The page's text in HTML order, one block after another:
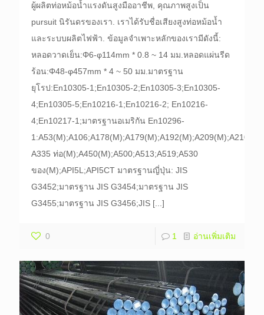
ผู้ผลิตท่อหม้อน้ำแรงดันสูงมืออาชีพ, คุณภาพสูงเป็น
pursuit นิรันดรของเรา. เราได้รับชื่อเสียงสูงท่อหม้อน้ำ
และระบบผลิตไฟฟ้า. ข้อมูลจำเพาะหลักของเรามีดังนี้:
หลอดวาดเย็น:Φ6-φ114mm * 0.8 ~ 14 มม.หลอดแผ่นรีด
ร้อน:Φ48-φ457mm * 4 ~ 50 มม.มาตรฐาน
ยุโรป:En10305-1;En10305-2;En10305-3;En10305-
4;En10305-5;En10216-1;En10216-2; En10216-
4;En10217-1;มาตรฐานอเมริกัน En10296-
A335 ท่อ(M);A450(M);A500;A513;A519;A530
ของ(M);API5L;API5CT มาตรฐานญี่ปุ่น: JIS
G3452;มาตรฐาน JIS G3454;มาตรฐาน JIS
G3455;มาตรฐาน JIS G3456;JIS [...]
0 1 อ่านเพิ่มเติม